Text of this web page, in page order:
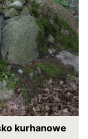
kurhanowe